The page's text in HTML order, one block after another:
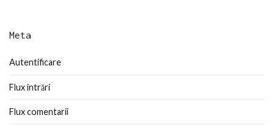
Meta
Autentificare
Flux intrări
Flux comentarii